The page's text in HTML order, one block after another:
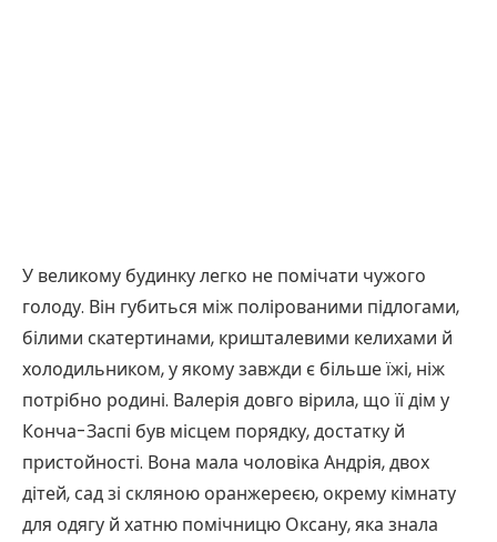
У великому будинку легко не помічати чужого
голоду. Він губиться між полірованими підлогами,
білими скатертинами, кришталевими келихами й
холодильником, у якому завжди є більше їжі, ніж
потрібно родині. Валерія довго вірила, що її дім у
Конча-Заспі був місцем порядку, достатку й
пристойності. Вона мала чоловіка Андрія, двох
дітей, сад зі скляною оранжереєю, окрему кімнату
для одягу й хатню помічницю Оксану, яка знала